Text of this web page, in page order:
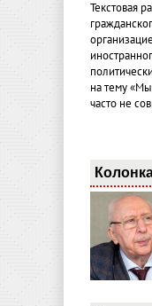
Текстовая
на тему
часто не